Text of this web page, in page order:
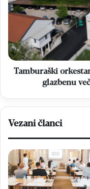
u
Čitluku
priređuje
glazbenu
večer
„Tamo
gdje
Tamburaški
glazbenu
Vezani članci